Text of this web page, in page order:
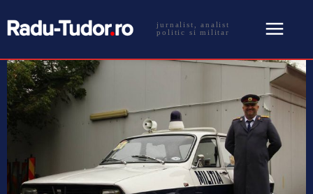
jurnalist, analist
politic si militar